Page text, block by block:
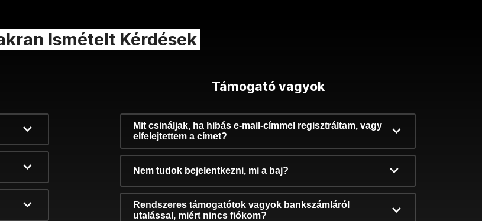
Ismételt Kérdések
Támogató vagyok
Mit csináljak, ha hibás e-mail-címmel regisztráltam, vagy
elfelejtettem a címet?
Nem tudok bejelentkezni, mi a baj?
Rendszeres támogatótok vagyok bankszámláról
utalással, miért nincs fiókom?